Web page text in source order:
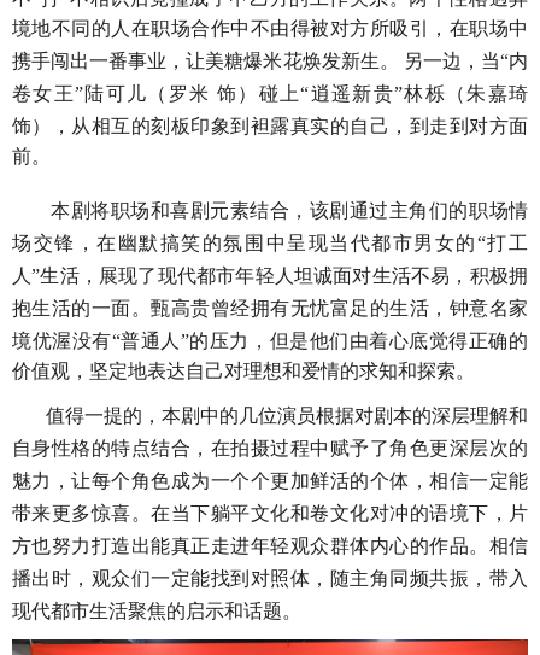
境地不同的人 在职场合作中不由得被对方所吸引 ， 在职场中
携手闯出一番事业 ，让美糖爆米花焕发新生。 另一边，当“内
卷女王”陆可儿（罗米 饰）碰上“逍遥新贵”林栎（朱嘉琦
饰），从相互的刻板印象到袒露真实的自己 ， 到 走到对方面
前。
本剧将职场和喜剧元素结合， 该剧通过主角们的职场情
场交锋，在幽默搞笑的氛围中呈现当代都市男女的“打工
人”生活， 展现了现代都市年轻人坦诚面对生活不易 ， 积极拥
抱生活的一面。甄高贵曾经拥有无忧富足的生活，钟意名家
境优渥没有“普通人”的压力，但是他们由着心底觉得正确的
价值观，坚定地表达自己对理想和爱情的求知和探索。
值得一提的 ， 本剧中的几位演员根据对剧本的深层理解和
自身性格的特点结合，在拍摄过程中 赋予了角色更深层次的
魅力，让每个角色成为一个个更加鲜活的个体 ，相信一定能
带来更多惊喜。在当下躺平文化和卷文化对冲的语境下 ， 片
方也努力打造出能真正走进年轻观众群体内心的作品。 相信
播出时，观众们一定能找到对照体，随主角 同频共振，带入
现代都市生活聚焦的启示和话题。